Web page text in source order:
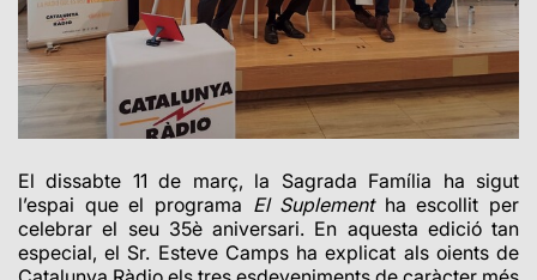
El dissabte 11 de març, la Sagrada Família ha sigut
l’espai que el programa El Suplementha escollit per
celebrar el seu 35è aniversari. En aquesta edició tan
especial, el Sr. Esteve Camps ha explicat als oients de